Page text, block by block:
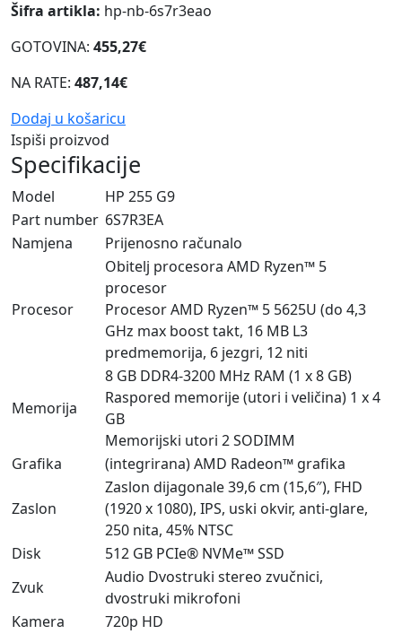
Šifra artikla: hp-nb-6s7r3eao
GOTOVINA: 455,27€
NA RATE: 487,14€
Dodaj u košaricu
Ispiši proizvod
Specifikacije
Model
HP 255 G9
Part number 6S7R3EA
Namjena
Prijenosno računalo
Procesor
Obitelj procesora AMD Ryzen™ 5
procesor
Procesor AMD Ryzen™ 5 5625U (do 4,3
GHz max boost takt, 16 MB L3
predmemorija, 6 jezgri, 12 niti
Memorija
8 GB DDR4-3200 MHz RAM (1 x 8 GB)
Raspored memorije (utori i veličina) 1 x 4
GB
Memorijski utori 2 SODIMM
Grafika
(integrirana) AMD Radeon™ grafika
Zaslon
Zaslon dijagonale 39,6 cm (15,6″), FHD
(1920 x 1080), IPS, uski okvir, anti-glare,
250 nita, 45% NTSC
Disk
512 GB PCIe® NVMe™ SSD
Zvuk
Audio Dvostruki stereo zvučnici,
dvostruki mikrofoni
Kamera
720p HD